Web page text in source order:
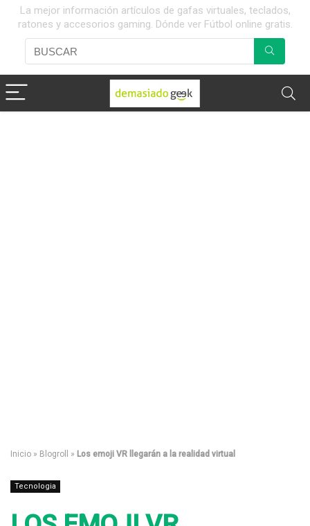
La mejor información artículos de gafas virtuales, teclados,
ratones y accesorios gaming. Dónde ver Fútbol online gratis.
Inicio » Blogroll » Los emoji VR llegarán a la realidad virtual
Tecnologia